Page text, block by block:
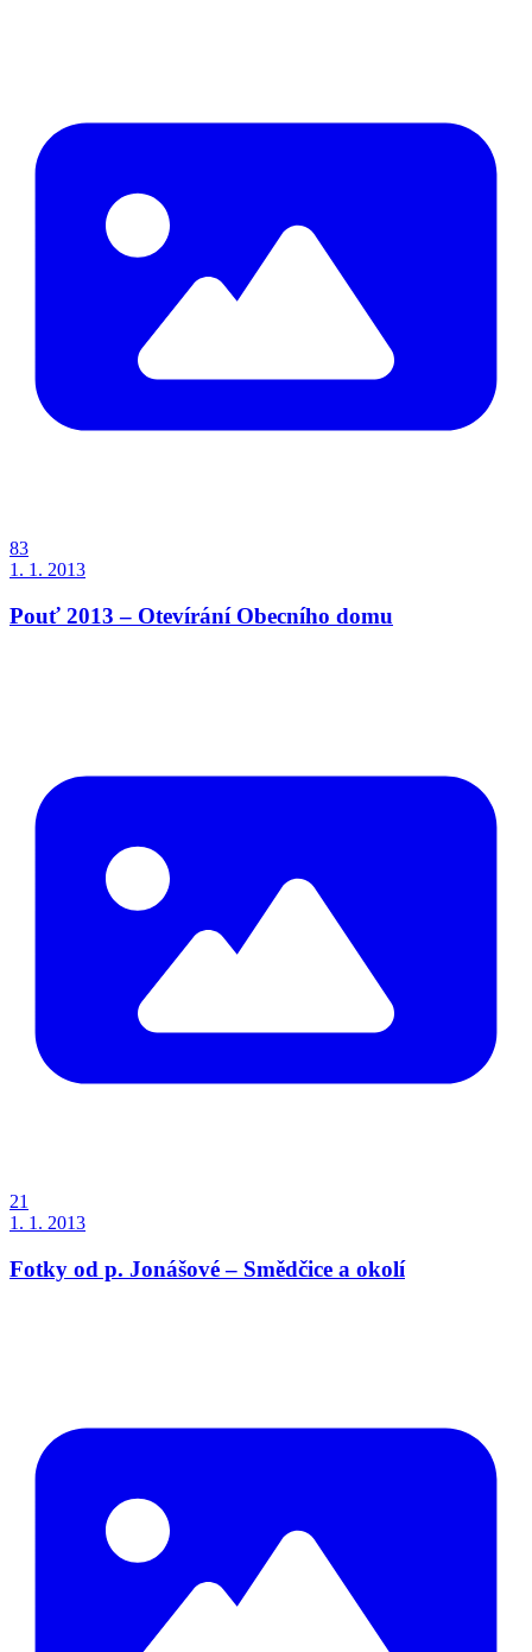
83
1. 1. 2013
Pouť 2013 – Otevírání Obecního domu
21
1. 1. 2013
Fotky od p. Jonášové – Smědčice a okolí